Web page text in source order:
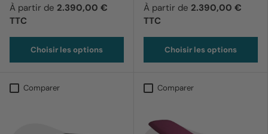
À partir de 2.390,00 €
TTC
Choisir les options
À partir de 2.390,00 €
TTC
Choisir les options
Comparer Comparer